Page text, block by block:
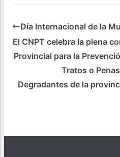
Día Internacional de la
El CNPT celebra la plena
Provincial para la
Tratos o
Degradantes de la